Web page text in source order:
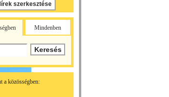
szerkesztése
Mindenben
a közösségben: